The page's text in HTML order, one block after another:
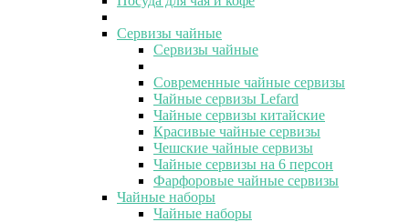
Сервизы чайные
Сервизы чайные
Современные чайные сервизы
Чайные сервизы Lefard
Чайные сервизы китайские
Красивые чайные сервизы
Чешские чайные сервизы
Чайные сервизы на 6 персон
Фарфоровые чайные сервизы
Чайные наборы
Чайные наборы